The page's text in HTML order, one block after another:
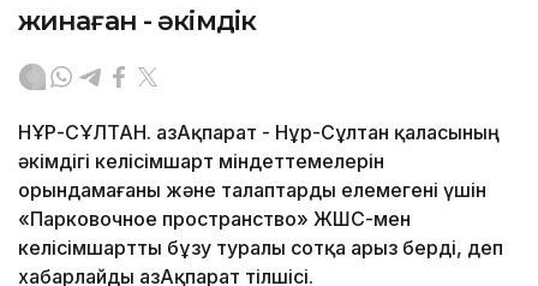
жинаған - әкімдік
НҰР-СҰЛТАН. ҚазАқпарат - Нұр-Сұлтан қаласының
әкімдігі келісімшарт міндеттемелерін
орындамағаны және талаптарды елемегені үшін
«Парковочное пространство» ЖШС-мен
келісімшартты бұзу туралы сотқа арыз берді, деп
хабарлайды ҚазАқпарат тілшісі.